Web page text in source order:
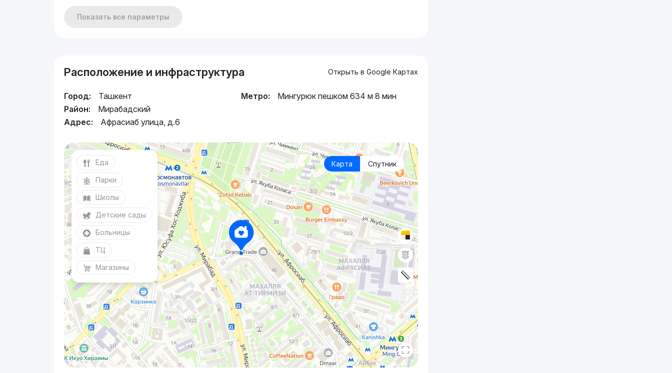
Показать все параметры
Расположение и инфраструктура Открыть в Google Картах
Город:
Ташкент
Район:
Мирабадский
Адрес:
Афрасиаб улица, д.6
Метро: Мингурюк пешком 634 м 8 мин
Карта Спутник
Еда
Парки
Школы
Детские сады
Больницы
ТЦ
Магазины